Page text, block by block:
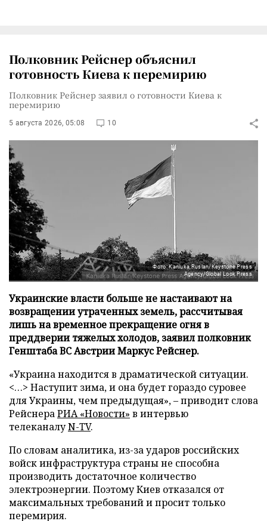
Полковник Рейснер объяснил
готовность Киева к перемирию
Полковник Рейснер заявил о готовности Киева к
перемирию
5 августа 2026, 05:08 10
Фото: Kaniuka Ruslan/Keystone Press
Agency/Global Look Press
Украинские власти больше не настаивают на
возвращении утраченных земель, рассчитывая
лишь на временное прекращение огня в
преддверии тяжелых холодов, заявил полковник
Генштаба ВС Австрии Маркус Рейснер.
«Украина находится в драматической ситуации.
<…> Наступит зима, и она будет гораздо суровее
для Украины, чем предыдущая», – приводит слова
РейснераРИА «Новости» в интервью
телеканалуN-TV.
По словам аналитика, из-за ударов российских
войск инфраструктура страны не способна
производить достаточное количество
электроэнергии. Поэтому Киев отказался от
максимальных требований и просит только
перемирия.